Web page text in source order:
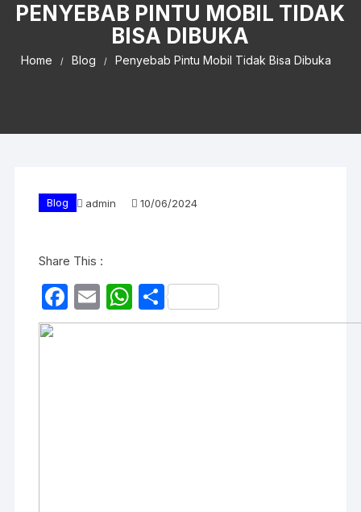
PENYEBAB PINTU MOBIL TIDAK
BISA DIBUKA
Home Blog Penyebab Pintu Mobil Tidak Bisa Dibuka
Blog admin 10/06/2024
Share This :
F
a
E
m
W
h
S
h